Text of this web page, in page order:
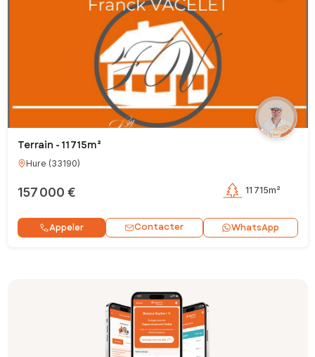
Terrain - 11 715m²
Hure (33190)
157 000 € 11 715m²
Appeler Contacter WhatsApp